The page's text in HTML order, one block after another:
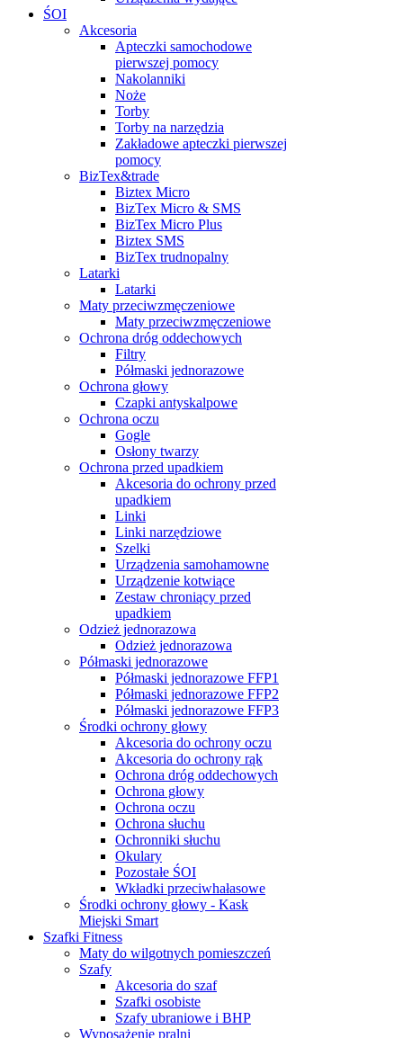
ŚOI
Akcesoria
Apteczki samochodowe
pierwszej pomocy
Nakolanniki
Noże
Torby
Torby na narzędzia
Zakładowe apteczki pierwszej
pomocy
BizTex&trade
Biztex Micro
BizTex Micro & SMS
BizTex Micro Plus
Biztex SMS
BizTex trudnopalny
Latarki
Latarki
Maty przeciwzmęczeniowe
Maty przeciwzmęczeniowe
Ochrona dróg oddechowych
Filtry
Półmaski jednorazowe
Ochrona głowy
Czapki antyskalpowe
Ochrona oczu
Gogle
Osłony twarzy
Ochrona przed upadkiem
Akcesoria do ochrony przed
upadkiem
Linki
Linki narzędziowe
Szelki
Urządzenia samohamowne
Urządzenie kotwiące
Zestaw chroniący przed
upadkiem
Odzież jednorazowa
Odzież jednorazowa
Półmaski jednorazowe
Półmaski jednorazowe FFP1
Półmaski jednorazowe FFP2
Półmaski jednorazowe FFP3
Środki ochrony głowy
Akcesoria do ochrony oczu
Akcesoria do ochrony rąk
Ochrona dróg oddechowych
Ochrona głowy
Ochrona oczu
Ochrona słuchu
Ochronniki słuchu
Okulary
Pozostałe ŚOI
Wkładki przeciwhałasowe
Środki ochrony głowy - Kask
Miejski Smart
Szafki Fitness
Maty do wilgotnych pomieszczeń
Szafy
Akcesoria do szaf
Szafki osobiste
Szafy ubraniowe i BHP
Wyposażenie pralni